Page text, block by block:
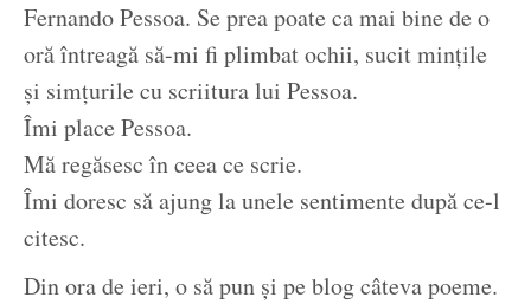
Fernando Pessoa. Se prea poate ca mai bine de o
oră întreagă să-mi fi plimbat ochii, sucit mințile
și simțurile cu scriitura lui Pessoa.
Îmi place Pessoa.
Mă regăsesc în ceea ce scrie.
Îmi doresc să ajung la unele sentimente după ce-l
citesc.
Din ora de ieri, o să pun și pe blog câteva poeme.